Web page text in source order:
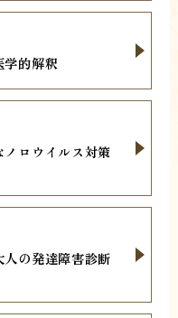
学的解釈
ロウイルス対策
の発達障害診断